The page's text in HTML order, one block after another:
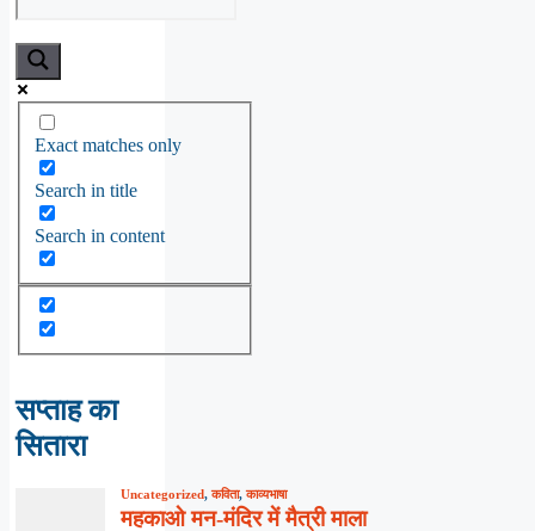
Exact matches only
Search in title
Search in content
सप्ताह का
सितारा
Uncategorized,कविता,काव्यभाषा
महकाओ मन-मंदिर में मैत्री माला